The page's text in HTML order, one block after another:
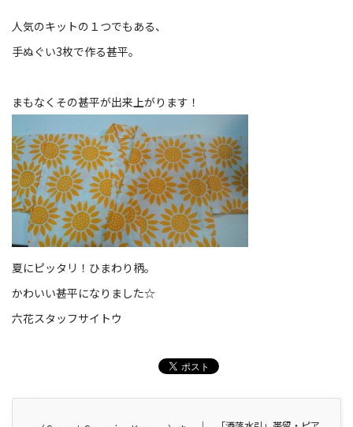
人気のキットの１つでもある、
手ぬぐい3枚で作る甚平。
まもなくその甚平が出来上がります！
夏にピッタリ！ひまわり柄。
かわいい甚平になりました☆
六花スタッフサイトウ